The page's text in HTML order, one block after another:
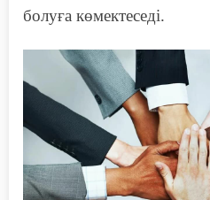
болуға көмектеседі.